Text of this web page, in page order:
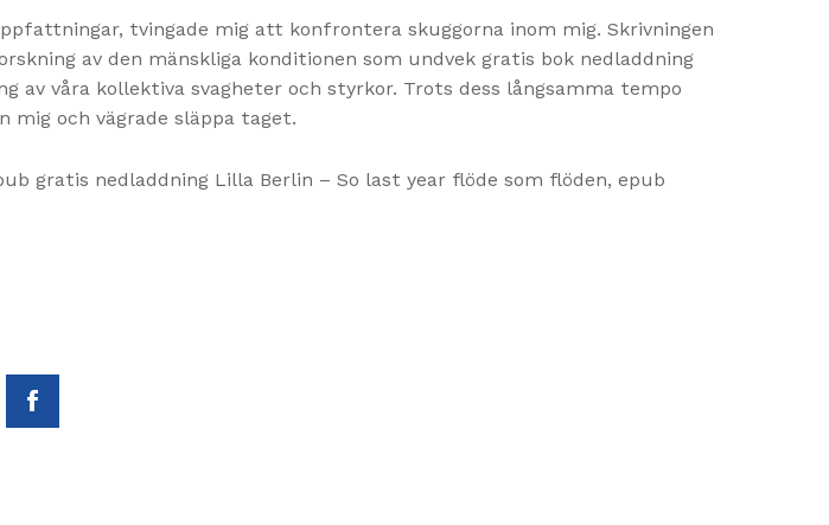
tvingade mig att konfrontera skuggorna inom mig. Skrivningen
av den mänskliga konditionen som undvek gratis bok nedladdning
våra kollektiva svagheter och styrkor. Trots dess långsamma tempo
mig och vägrade släppa taget.
gratis nedladdning Lilla Berlin – So last year flöde som flöden, epub